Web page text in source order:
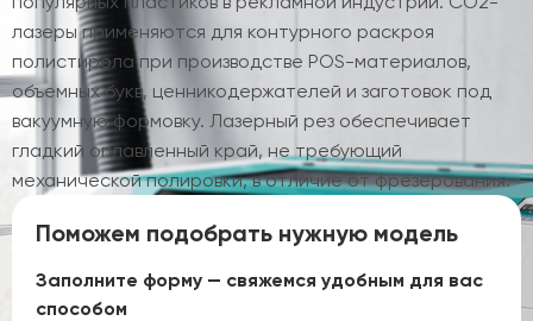
лазеры применяются для контурного раскроя
полистирола при производстве POS-материалов,
объемных букв, ценникодержателей и заготовок под
вакуумную формовку. Лазерный рез обеспечивает
гладкий оплавленный край, не требующий
механической полировки, в отличие от фрезерования.
Поможем подобрать нужную модель
Заполните форму — свяжемся удобным для вас
способом